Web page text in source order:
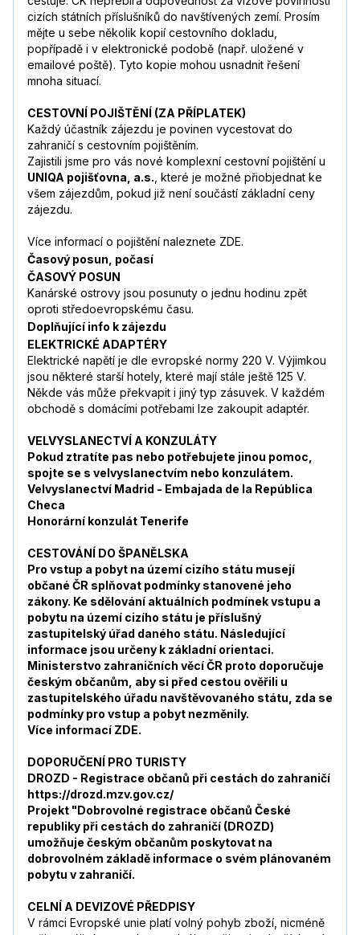
cizích státních příslušníků do navštívených zemí. Prosím
mějte u sebe několik kopií cestovního dokladu,
popřípadě i v elektronické podobě (např. uložené v
emailové poště). Tyto kopie mohou usnadnit řešení
mnoha situací.
CESTOVNÍ POJIŠTĚNÍ (ZA PŘÍPLATEK)
Každý účastník zájezdu je povinen vycestovat do
zahraničí s cestovním pojištěním.
Zajistili jsme pro vás nové komplexní cestovní pojištění u
UNIQA pojišťovna, a.s. , které je možné přiobjednat ke
všem zájezdům, pokud již není součástí základní ceny
zájezdu.
Více informací o pojištění naleznete ZDE.
Časový posun, počasí
ČASOVÝ POSUN
Kanárské ostrovy jsou posunuty o jednu hodinu zpět
oproti středoevropskému času.
Doplňující info k zájezdu
ELEKTRICKÉ ADAPTÉRY
Elektrické napětí je dle evropské normy 220 V. Výjimkou
jsou některé starší hotely, které mají stále ještě 125 V.
Někde vás může překvapit i jiný typ zásuvek. V každém
obchodě s domácími potřebami lze zakoupit adaptér.
VELVYSLANECTVÍ A KONZULÁTY
Pokud ztratíte pas nebo potřebujete jinou pomoc,
spojte se s velvyslanectvím nebo konzulátem.
Velvyslanectví Madrid - Embajada de la República
Checa
Honorární konzulát Tenerife
CESTOVÁNÍ DO ŠPANĚLSKA
Pro vstup a pobyt na území cizího státu musejí
občané ČR splňovat podmínky stanovené jeho
zákony. Ke sdělování aktuálních podmínek vstupu a
pobytu na území cizího státu je příslušný
zastupitelský úřad daného státu. Následující
informace jsou určeny k základní orientaci.
Ministerstvo zahraničních věcí ČR proto doporučuje
českým občanům, aby si před cestou ověřili u
zastupitelského úřadu navštěvovaného státu, zda se
podmínky pro vstup a pobyt nezměnily.
Více informací ZDE.
DOPORUČENÍ PRO TURISTY
DROZD - Registrace občanů při cestách do zahraničí
https://drozd.mzv.gov.cz/
Projekt "Dobrovolné registrace občanů České
republiky při cestách do zahraničí (DROZD)
umožňuje českým občanům poskytovat na
dobrovolném základě informace o svém plánovaném
pobytu v zahraničí.
CELNÍ A DEVIZOVÉ PŘEDPISY
V rámci Evropské unie platí volný pohyb zboží, nicméně